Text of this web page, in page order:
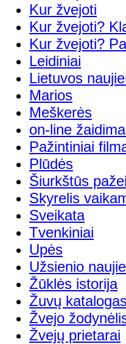
Kur žvejoti
Kur žvejoti?
Kur žvejoti?
Leidiniai
Lietuvos
Marios
Meškerės
on-line
Pažintiniai
Plūdės
Šiurkštūs
Skyrelis
Sveikata
Tvenkiniai
Upės
Užsienio
Žūklės istorija
Žuvų
Žvejo
Žvejų prietarai